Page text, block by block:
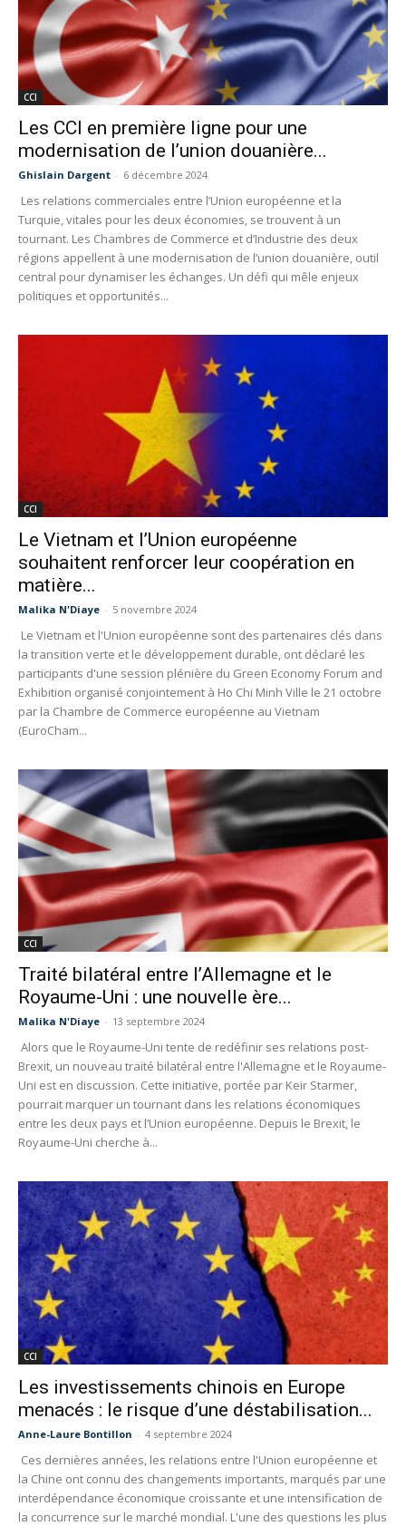
CCI
Les CCI en première ligne pour une
modernisation de l’union douanière...
Ghislain Dargent - 6 décembre 2024
Les relations commerciales entre l’Union européenne et la
Turquie, vitales pour les deux économies, se trouvent à un
tournant. Les Chambres de Commerce et d’Industrie des deux
régions appellent à une modernisation de l’union douanière, outil
central pour dynamiser les échanges. Un défi qui mêle enjeux
politiques et opportunités...
CCI
Le Vietnam et l’Union européenne
souhaitent renforcer leur coopération en
matière...
Malika N'Diaye - 5 novembre 2024
Le Vietnam et l'Union européenne sont des partenaires clés dans
la transition verte et le développement durable, ont déclaré les
participants d'une session plénière du Green Economy Forum and
Exhibition organisé conjointement à Ho Chi Minh Ville le 21 octobre
par la Chambre de Commerce européenne au Vietnam
(EuroCham...
CCI
Traité bilatéral entre l’Allemagne et le
Royaume-Uni : une nouvelle ère...
Malika N'Diaye - 13 septembre 2024
Alors que le Royaume-Uni tente de redéfinir ses relations post-
Brexit, un nouveau traité bilatéral entre l'Allemagne et le Royaume-
Uni est en discussion. Cette initiative, portée par Keir Starmer,
pourrait marquer un tournant dans les relations économiques
entre les deux pays et l’Union européenne. Depuis le Brexit, le
Royaume-Uni cherche à...
CCI
Les investissements chinois en Europe
menacés : le risque d’une déstabilisation...
Anne-Laure Bontillon - 4 septembre 2024
Ces dernières années, les relations entre l'Union européenne et
la Chine ont connu des changements importants, marqués par une
interdépendance économique croissante et une intensification de
la concurrence sur le marché mondial. L'une des questions les plus